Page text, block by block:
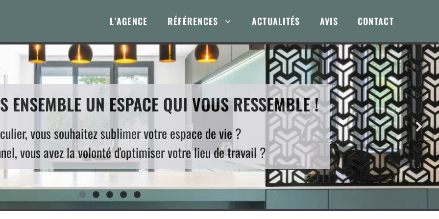
L’AGENCE RÉFÉRENCES ACTUALITÉS AVIS CONTACT
ENSEMBLE UN ESPACE QUI VOUS RESSEMBLE !
vous souhaitez sublimer votre espace de vie ?
vous avez la volonté d'optimiser votre lieu de travail ?